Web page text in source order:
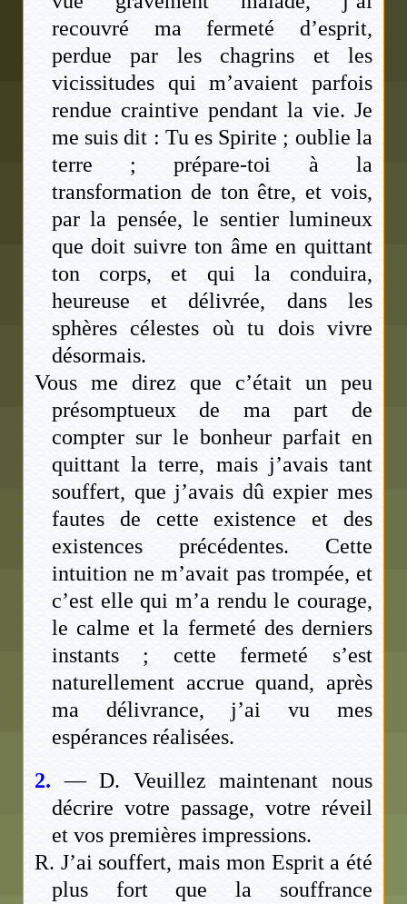
recouvré ma fermeté d’esprit,
perdue par les chagrins et les
vicissitudes qui m’avaient parfois
rendue craintive pendant la vie. Je
me suis dit : Tu es Spirite ; oublie la
terre ; prépare-toi à la
transformation de ton être, et vois,
par la pensée, le sentier lumineux
que doit suivre ton âme en quittant
ton corps, et qui la conduira,
heureuse et délivrée, dans les
sphères célestes où tu dois vivre
désormais.
Vous me direz que c’était un peu
présomptueux de ma part de
compter sur le bonheur parfait en
quittant la terre, mais j’avais tant
souffert, que j’avais dû expier mes
fautes de cette existence et des
existences précédentes. Cette
intuition ne m’avait pas trompée, et
c’est elle qui m’a rendu le courage,
le calme et la fermeté des derniers
instants ; cette fermeté s’est
naturellement accrue quand, après
ma délivrance, j’ai vu mes
espérances réalisées.
2. — D. Veuillez maintenant nous
décrire votre passage, votre réveil
et vos premières impressions.
R. J’ai souffert, mais mon Esprit a été
plus fort que la souffrance